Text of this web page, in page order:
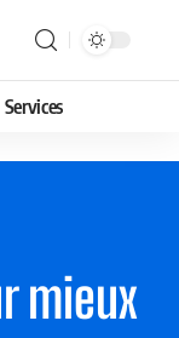
Services
mieux